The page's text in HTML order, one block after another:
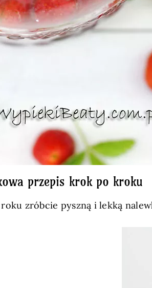
przepis krok po kroku
zróbcie pyszną i lekką